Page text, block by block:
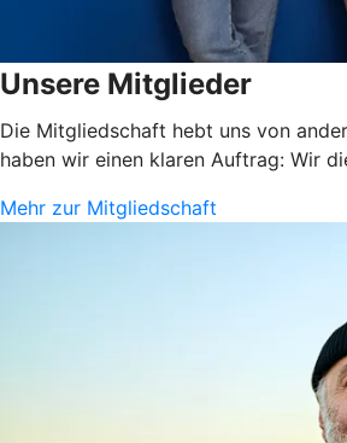
Unsere Mitglieder
Die Mitgliedschaft hebt uns von
haben wir einen klaren Auftrag: Wir
Mehr zur Mitgliedschaft